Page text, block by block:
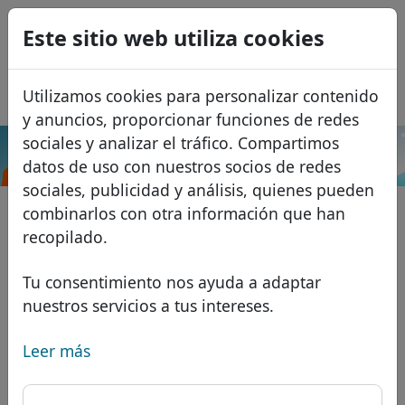
Este sitio web utiliza cookies
Utilizamos cookies para personalizar contenido
y anuncios, proporcionar funciones de redes
sociales y analizar el tráfico. Compartimos
datos de uso con nuestros socios de redes
sociales, publicidad y análisis, quienes pueden
combinarlos con otra información que han
recopilado.
Tu consentimiento nos ayuda a adaptar
nuestros servicios a tus intereses.
Leer más
Dominios
Base de datos de dominios
Dominios africanos
Dominios asiáticos
Dominios europeos
Dominios de Oriente Medio
Dominios norteamericanos
Lista de precios
Descuentos
Transferir
Buscar
Servicios
Protección de ID
Alojamiento DNS
WHOIS
USD
EUR
GBP
Français
Italiano
Português
Română
Eesti
.app Buscar